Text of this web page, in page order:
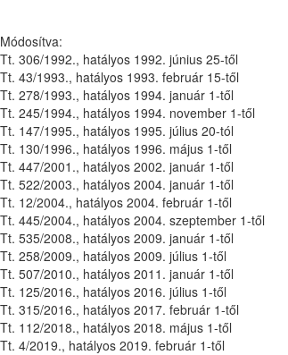
Módosítva:
Tt. 306/1992., hatályos 1992. június 25-től
Tt. 43/1993., hatályos 1993. február 15-től
Tt. 278/1993., hatályos 1994. január 1-től
Tt. 245/1994., hatályos 1994. november 1-től
Tt. 147/1995., hatályos 1995. július 20-tól
Tt. 130/1996., hatályos 1996. május 1-től
Tt. 447/2001., hatályos 2002. január 1-től
Tt. 522/2003., hatályos 2004. január 1-től
Tt. 12/2004., hatályos 2004. február 1-től
Tt. 445/2004., hatályos 2004. szeptember 1-től
Tt. 535/2008., hatályos 2009. január 1-től
Tt. 258/2009., hatályos 2009. július 1-től
Tt. 507/2010., hatályos 2011. január 1-től
Tt. 125/2016., hatályos 2016. július 1-től
Tt. 315/2016., hatályos 2017. február 1-től
Tt. 112/2018., hatályos 2018. május 1-től
Tt. 4/2019., hatályos 2019. február 1-től